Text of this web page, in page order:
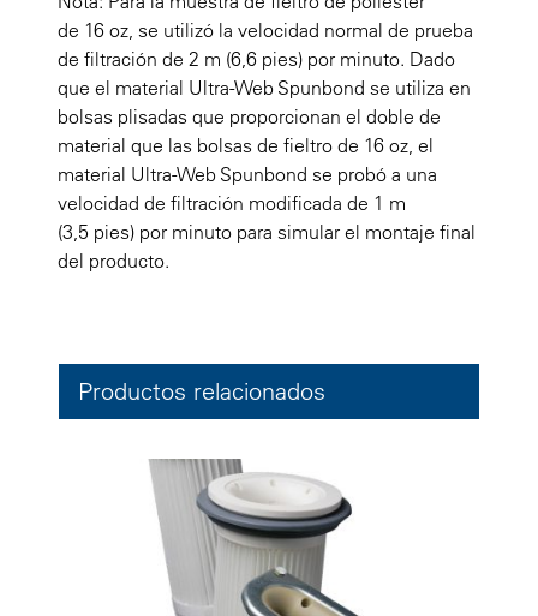
de 16 oz, se utilizó la velocidad normal de prueba
de filtración de 2 m (6,6 pies) por minuto. Dado
que el material Ultra-Web Spunbond se utiliza en
bolsas plisadas que proporcionan el doble de
material que las bolsas de fieltro de 16 oz, el
material Ultra-Web Spunbond se probó a una
velocidad de filtración modificada de 1 m
(3,5 pies) por minuto para simular el montaje final
del producto.
Productos relacionados